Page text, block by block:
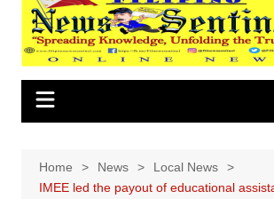
Home News
Local News
IMEE led the payout of educational